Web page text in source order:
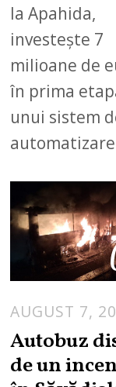
la Apahida,
investește 7
milioane de
în prima
unui sistem
AUGUST 7,
Autobuz
de un